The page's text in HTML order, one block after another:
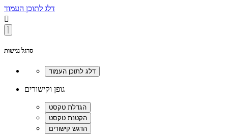
דלג לתוכן העמוד

סרגל נגישות
גופן וקישורים